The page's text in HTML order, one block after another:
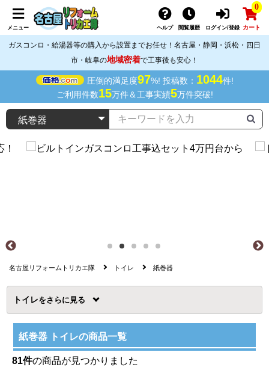
メニュー ヘルプ 閲覧履歴 ログイン/登録
0
カート
ガスコンロ・給湯器等の購入から設置までお任せ！名古屋・静岡・浜松・四日
市・岐阜の地域密着で工事後も安心！
圧倒的満足度97%! 投稿数： 1044件!
ご利用件数15万件＆工事実績5万件突破!
名古屋リフォームトリカエ隊 トイレ 紙巻器
トイレを
紙巻器 トイレの商品一覧
81件の商品が見つかりました